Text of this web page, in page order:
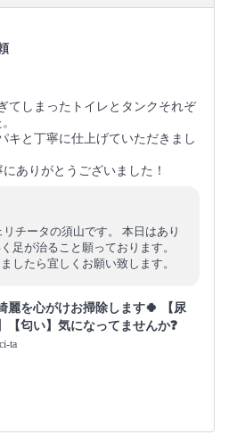
てしまったトイレとタンクそれぞ
キと丁寧に仕上げていただきまし
ありがとうございました！
チータの須山です。 本日はあり
足が治ること願っております。
したら宜しくお願い致します。
麗を心がけお掃除します🍀 【尿
【匂い】気になってませんか❓
ta